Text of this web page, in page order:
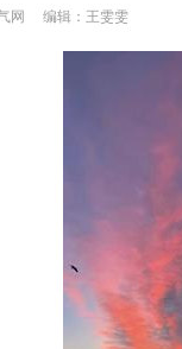
网 编辑：王雯雯